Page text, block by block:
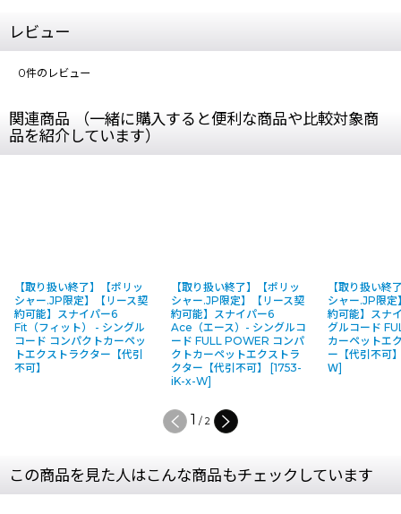
レビュー
0件のレビュー
関連商品 （一緒に購入すると便利な商品や比較対象商
品を紹介しています）
【取り扱い終了】【ポリッ
シャー.JP限定】【リース契
約可能】スナイパー6
Fit（フィット） - シングル
コード コンパクトカーペッ
トエクストラクター【代引
不可】
【取り扱い終了】【ポリッ
シャー.JP限定】【リース契
約可能】スナイパー6
Ace（エース）- シングルコ
ード FULL POWER コンパ
クトカーペットエクストラ
クター【代引不可】
1753-
iK-x-W]
【取り扱い終
シャー.JP限定
約可能】スナ
グルコード
カーペットエ
ー【代引不可】
Ｗ]
2 /2
この商品を見た人はこんな商品もチェックしています